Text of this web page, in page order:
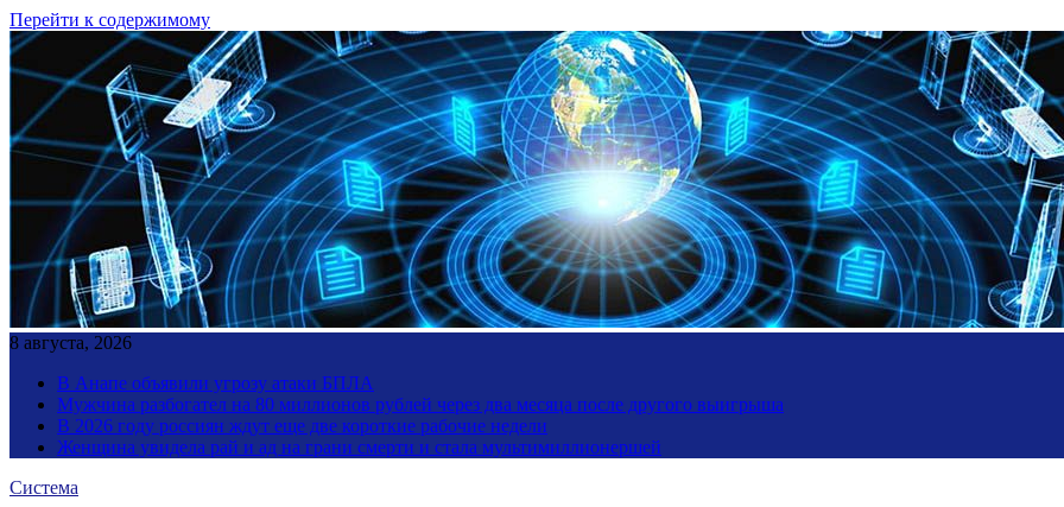
Перейти к содержимому
8 августа, 2026
В Анапе объявили угрозу атаки БПЛА
Мужчина разбогател на 80 миллионов рублей через два месяца после другого выигрыша
В 2026 году россиян ждут еще две короткие рабочие недели
Женщина увидела рай и ад на грани смерти и стала мультимиллионершей
Система